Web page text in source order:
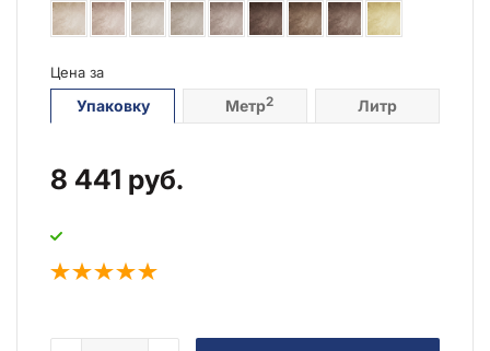
Цена за
Упаковку Метр2 Литр
8 441 руб.